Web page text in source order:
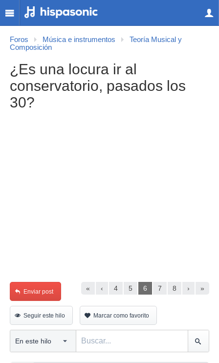
Foros Música e instrumentos
Teoría Musical y
Composición
¿Es una locura ir al
conservatorio, pasados los
30?
« ‹ 4 5 6 7 8 › »
Enviar post
Seguir este hilo Marcar como favorito